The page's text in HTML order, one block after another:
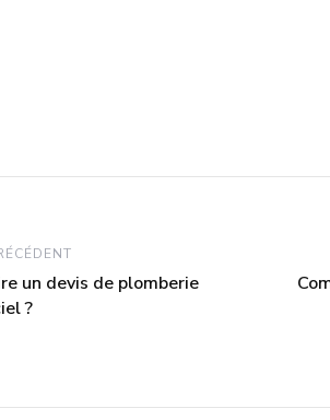
un devis de plomberie
?